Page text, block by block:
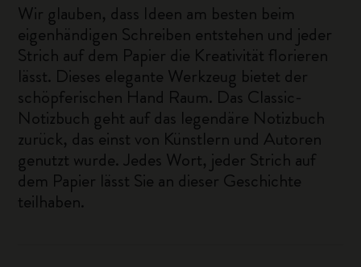
Wir glauben, dass Ideen am besten beim
eigenhändigen Schreiben entstehen und jeder
Strich auf dem Papier die Kreativität florieren
lässt. Dieses elegante Werkzeug bietet der
schöpferischen Hand Raum. Das Classic-
Notizbuch geht auf das legendäre Notizbuch
zurück, das einst von Künstlern und Autoren
genutzt wurde. Jedes Wort, jeder Strich auf
dem Papier lässt Sie an dieser Geschichte
teilhaben.